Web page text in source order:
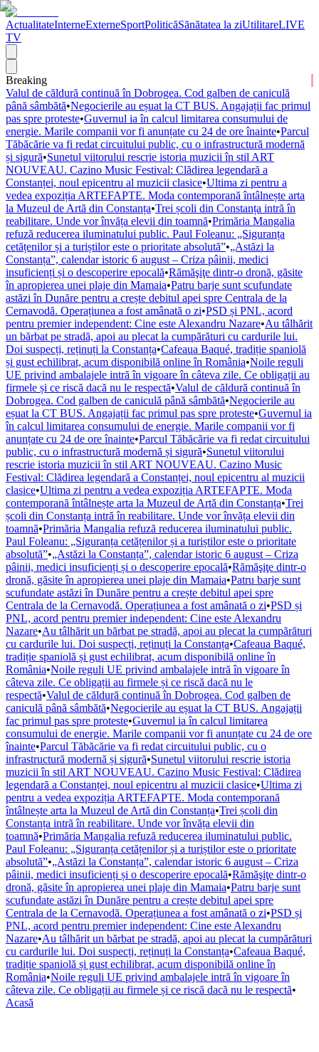
ActualitateInterneExterneSportPoliticăSănătatea la ziUtilitareLIVE
TV
Breaking
Valul de căldură continuă în Dobrogea. Cod galben de caniculă
până sâmbătă•Negocierile au eșuat la CT BUS. Angajații fac primul
pas spre proteste•Guvernul ia în calcul limitarea consumului de
energie. Marile companii vor fi anunțate cu 24 de ore înainte•Parcul
Tăbăcărie va fi redat circuitului public, cu o infrastructură modernă
și sigură•Sunetul viitorului rescrie istoria muzicii în stil ART
NOUVEAU. Cazino Music Festival: Clădirea legendară a
Constanței, noul epicentru al muzicii clasice•Ultima zi pentru a
vedea expoziția ARTEFAPTE. Moda contemporană întâlnește arta
la Muzeul de Artă din Constanța•Trei școli din Constanța intră în
reabilitare. Unde vor învăța elevii din toamnă•Primăria Mangalia
refuză reducerea iluminatului public. Paul Foleanu: „Siguranța
cetățenilor și a turiștilor este o prioritate absolută”•„Astăzi la
Constanța”, calendar istoric 6 august – Criza pâinii, medici
insuficienți și o descoperire epocală•Rămăşiţe dintr-o dronă, găsite
în apropierea unei plaje din Mamaia•Patru barje sunt scufundate
astăzi în Dunăre pentru a crește debitul apei spre Centrala de la
Cernavodă. Operațiunea a fost amânată o zi•PSD și PNL, acord
pentru premier independent: Cine este Alexandru Nazare•Au tâlhărit
un bărbat pe stradă, apoi au plecat la cumpărături cu cardurile lui.
Doi suspecți, reținuți la Constanța•Cafeaua Baqué, tradiție spaniolă
și gust echilibrat, acum disponibilă online în România•Noile reguli
UE privind ambalajele intră în vigoare în câteva zile. Ce obligații au
firmele și ce riscă dacă nu le respectă•Valul de căldură continuă în
Dobrogea. Cod galben de caniculă până sâmbătă•Negocierile au
eșuat la CT BUS. Angajații fac primul pas spre proteste•Guvernul ia
în calcul limitarea consumului de energie. Marile companii vor fi
anunțate cu 24 de ore înainte•Parcul Tăbăcărie va fi redat circuitului
public, cu o infrastructură modernă și sigură•Sunetul viitorului
rescrie istoria muzicii în stil ART NOUVEAU. Cazino Music
Festival: Clădirea legendară a Constanței, noul epicentru al muzicii
clasice•Ultima zi pentru a vedea expoziția ARTEFAPTE. Moda
contemporană întâlnește arta la Muzeul de Artă din Constanța•Trei
școli din Constanța intră în reabilitare. Unde vor învăța elevii din
toamnă•Primăria Mangalia refuză reducerea iluminatului public.
Paul Foleanu: „Siguranța cetățenilor și a turiștilor este o prioritate
absolută”•„Astăzi la Constanța”, calendar istoric 6 august – Criza
pâinii, medici insuficienți și o descoperire epocală•Rămăşiţe dintr-o
dronă, găsite în apropierea unei plaje din Mamaia•Patru barje sunt
scufundate astăzi în Dunăre pentru a crește debitul apei spre
Centrala de la Cernavodă. Operațiunea a fost amânată o zi•PSD și
PNL, acord pentru premier independent: Cine este Alexandru
Nazare•Au tâlhărit un bărbat pe stradă, apoi au plecat la cumpărături
cu cardurile lui. Doi suspecți, reținuți la Constanța•Cafeaua Baqué,
tradiție spaniolă și gust echilibrat, acum disponibilă online în
România•Noile reguli UE privind ambalajele intră în vigoare în
câteva zile. Ce obligații au firmele și ce riscă dacă nu le
respectă•Valul de căldură continuă în Dobrogea. Cod galben de
caniculă până sâmbătă•Negocierile au eșuat la CT BUS. Angajații
fac primul pas spre proteste•Guvernul ia în calcul limitarea
consumului de energie. Marile companii vor fi anunțate cu 24 de ore
înainte•Parcul Tăbăcărie va fi redat circuitului public, cu o
infrastructură modernă și sigură•Sunetul viitorului rescrie istoria
muzicii în stil ART NOUVEAU. Cazino Music Festival: Clădirea
legendară a Constanței, noul epicentru al muzicii clasice•Ultima zi
pentru a vedea expoziția ARTEFAPTE. Moda contemporană
întâlnește arta la Muzeul de Artă din Constanța•Trei școli din
Constanța intră în reabilitare. Unde vor învăța elevii din
toamnă•Primăria Mangalia refuză reducerea iluminatului public.
Paul Foleanu: „Siguranța cetățenilor și a turiștilor este o prioritate
absolută”•„Astăzi la Constanța”, calendar istoric 6 august – Criza
pâinii, medici insuficienți și o descoperire epocală•Rămăşiţe dintr-o
dronă, găsite în apropierea unei plaje din Mamaia•Patru barje sunt
scufundate astăzi în Dunăre pentru a crește debitul apei spre
Centrala de la Cernavodă. Operațiunea a fost amânată o zi•PSD și
PNL, acord pentru premier independent: Cine este Alexandru
Nazare•Au tâlhărit un bărbat pe stradă, apoi au plecat la cumpărături
cu cardurile lui. Doi suspecți, reținuți la Constanța•Cafeaua Baqué,
tradiție spaniolă și gust echilibrat, acum disponibilă online în
România•Noile reguli UE privind ambalajele intră în vigoare în
câteva zile. Ce obligații au firmele și ce riscă dacă nu le respectă•
Acasă